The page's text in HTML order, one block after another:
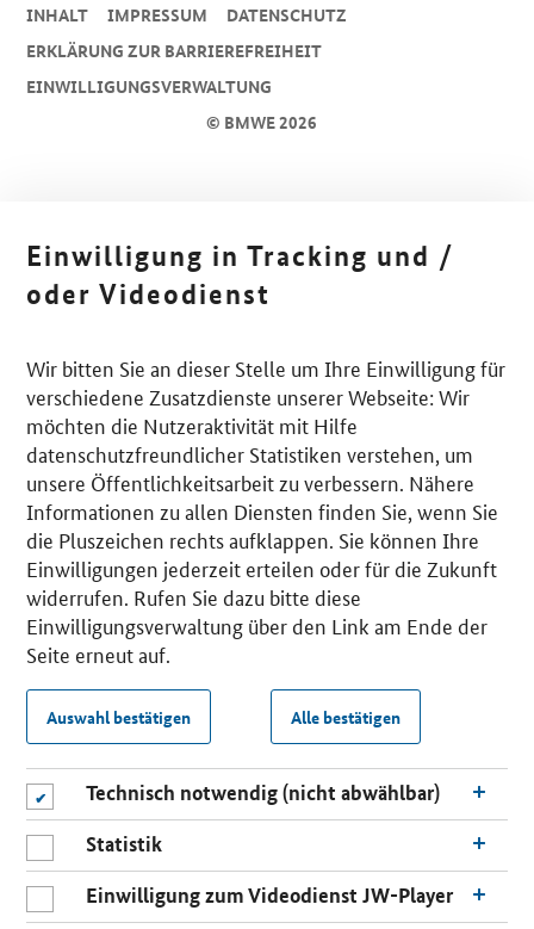
© BMWE 2026
INHALT IMPRESSUM
DA­TEN­SCHUTZ
ERKLÄRUNG ZUR BARRIEREFREIHEIT
EINWILLIGUNGSVERWALTUNG
Einwilligung in Tracking und /
oder Videodienst
Wir bitten Sie an dieser Stelle um Ihre Einwilligung für
verschiedene Zusatzdienste unserer Webseite: Wir
möchten die Nutzeraktivität mit Hilfe
datenschutzfreundlicher Statistiken verstehen, um
unsere Öffentlichkeitsarbeit zu verbessern. Nähere
Informationen zu allen Diensten finden Sie, wenn Sie
die Pluszeichen rechts aufklappen. Sie können Ihre
Einwilligungen jederzeit erteilen oder für die Zukunft
widerrufen. Rufen Sie dazu bitte diese
Einwilligungsverwaltung über den Link am Ende der
Seite erneut auf.
Auswahl bestätigen Alle bestätigen
Technisch notwendig (nicht abwählbar)
Statistik
Einwilligung zum Videodienst JW-Player